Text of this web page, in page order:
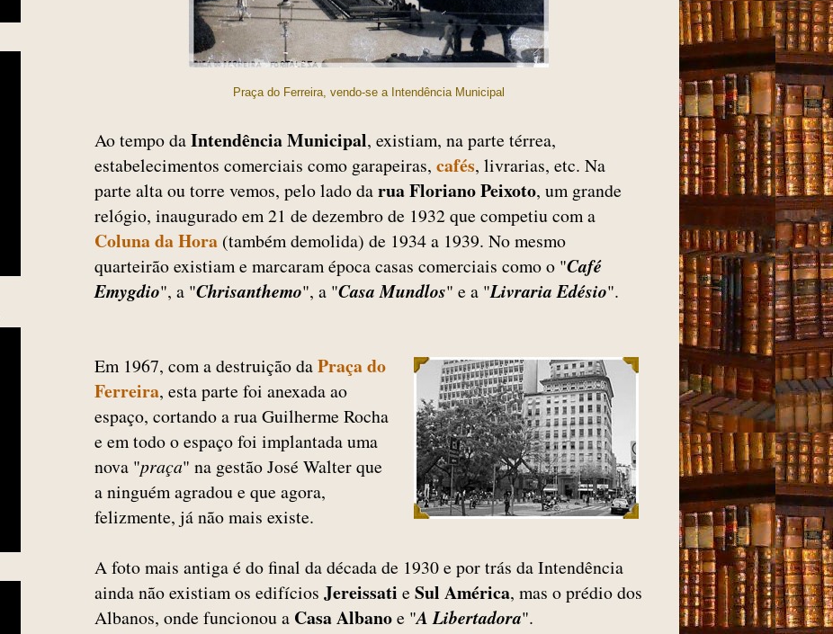
Praça do Ferreira, vendo-se a Intendência Municipal
Ao tempo daIntendência Municipal, existiam, na parte térrea,
estabelecimentos comerciais como garapeiras, cafés, livrarias, etc. Na
parte alta ou torre vemos, pelo lado darua Floriano Peixoto, um grande
relógio, inaugurado em 21 de dezembro de 1932 que competiu com a
Coluna da Hora (também demolida) de 1934 a 1939. No mesmo
quarteirão existiam e marcaram época casas comerciais como o "Café
Emygdio", a "Chrisanthemo", a "Casa Mundlos" e a "Livraria Edésio".
Em 1967, com a destruição daPraça do
Ferreira, esta parte foi anexada ao
espaço, cortando a rua Guilherme Rocha
e em todo o espaço foi implantada uma
nova "praça" na gestão José Walter que
a ninguém agradou e que agora,
felizmente, já não mais existe.
A foto mais antiga é do final da década de 1930 e por trás da Intendência
ainda não existiam os edifícios Jereissati e Sul América, mas o prédio dos
Albanos, onde funcionou a Casa Albanoe "A Libertadora".